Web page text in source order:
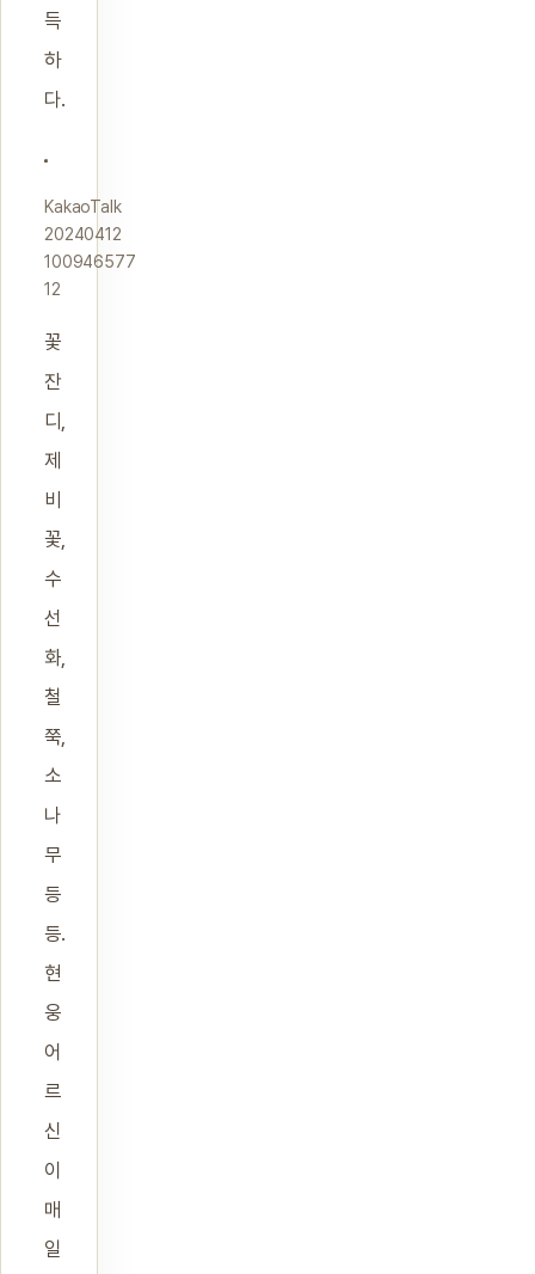
득
하
다.
KakaoTalk
20240412
100946577
12
꽃
잔
디,
제
비
꽃,
수
선
화,
철
쭉,
소
나
무
등
등.
현
웅
어
르
신
이
매
일